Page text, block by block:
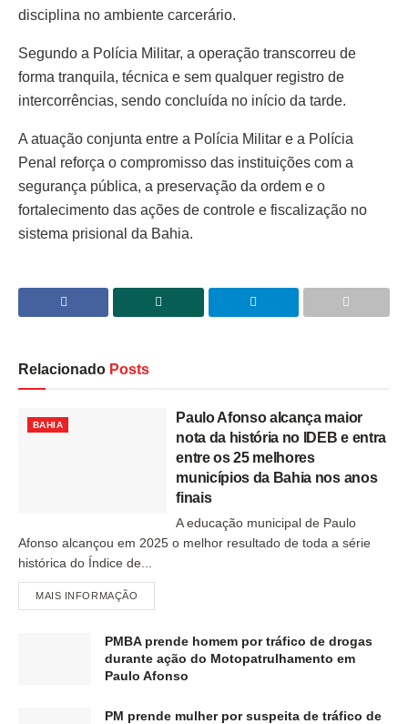
disciplina no ambiente carcerário.
Segundo a Polícia Militar, a operação transcorreu de
forma tranquila, técnica e sem qualquer registro de
intercorrências, sendo concluída no início da tarde.
A atuação conjunta entre a Polícia Militar e a Polícia
Penal reforça o compromisso das instituições com a
segurança pública, a preservação da ordem e o
fortalecimento das ações de controle e fiscalização no
sistema prisional da Bahia.
Relacionado Posts
BAHIA
Paulo Afonso alcança maior
nota da história no IDEB e entra
entre os 25 melhores
municípios da Bahia nos anos
finais
A educação municipal de Paulo
Afonso alcançou em 2025 o melhor resultado de toda a série
histórica do Índice de...
MAIS INFORMAÇÃO
PMBA prende homem por tráfico de drogas
durante ação do Motopatrulhamento em
Paulo Afonso
PM prende mulher por suspeita de tráfico de